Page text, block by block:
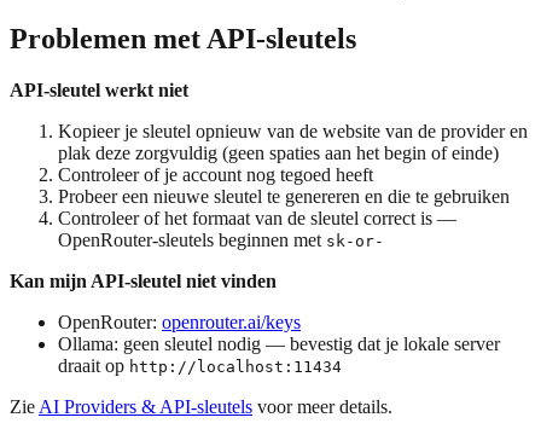
Problemen met API-sleutels
API-sleutel werkt niet
Kopieer je sleutel opnieuw van de website van de provider en
plak deze zorgvuldig (geen spaties aan het begin of einde)
Controleer of je account nog tegoed heeft
Probeer een nieuwe sleutel te genereren en die te gebruiken
Controleer of het formaat van de sleutel correct is —
OpenRouter-sleutels beginnen met sk-or-
Kan mijn API-sleutel niet vinden
OpenRouter: openrouter.ai/keys
Ollama: geen sleutel nodig — bevestig dat je lokale server
draait op http://localhost:11434
Zie AI Providers & API-sleutels voor meer details.